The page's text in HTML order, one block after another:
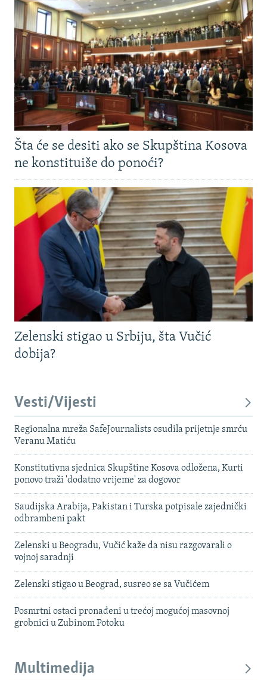
Šta će se desiti ako se Skupština Kosova
ne konstituiše do ponoći?
Zelenski stigao u Srbiju, šta Vučić
dobija?
Vesti/Vijesti
Regionalna mreža SafeJournalists osudila prijetnje smrću
Veranu Matiću
Konstitutivna sjednica Skupštine Kosova odložena, Kurti
ponovo traži 'dodatno vrijeme' za dogovor
Saudijska Arabija, Pakistan i Turska potpisale zajednički
odbrambeni pakt
Zelenski u Beogradu, Vučić kaže da nisu razgovarali o
vojnoj saradnji
Zelenski stigao u Beograd, susreo se sa Vučićem
Posmrtni ostaci pronađeni u trećoj mogućoj masovnoj
grobnici u Zubinom Potoku
Multimedija